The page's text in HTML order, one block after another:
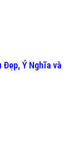
Đẹp, Ý Nghĩa và